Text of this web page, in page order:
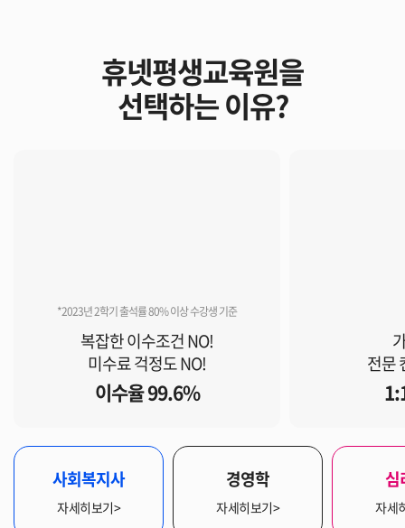
휴넷평생교육원을
선택하는 이유?
*2023년 2학기 출석률 80% 이상 수강생 기준
복잡한 이수조건 NO!
미수료 걱정도 NO!
이수율 99.6%
전문
사회복지사
자세히보기>
경영학
자세히보기>
심
자세